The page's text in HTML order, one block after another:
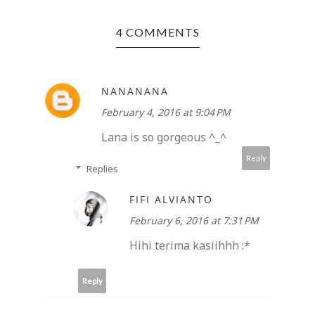
4 COMMENTS
NANANANA
February 4, 2016 at 9:04 PM
Lana is so gorgeous ^_^
Reply
Replies
FIFI ALVIANTO
February 6, 2016 at 7:31 PM
Hihi terima kasiihhh :*
Reply